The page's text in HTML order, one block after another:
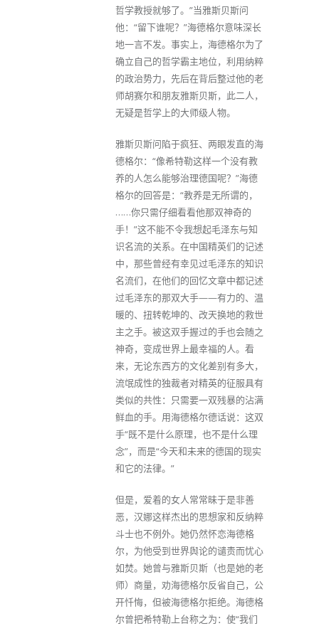
哲学教授就够了。”当雅斯贝斯问
他：“留下谁呢？”海德格尔意味深长
地一言不发。事实上，海德格尔为了
确立自己的哲学霸主地位，利用纳粹
的政治势力，先后在背后整过他的老
师胡赛尔和朋友雅斯贝斯，此二人，
无疑是哲学上的大师级人物。
雅斯贝斯问陷于疯狂、两眼发直的海
德格尔：“像希特勒这样一个没有教
养的人怎么能够治理德国呢？”海德
格尔的回答是：“教养是无所谓的，
……你只需仔细看看他那双神奇的
手！”这不能不令我想起毛泽东与知
识名流的关系。在中国精英们的记述
中，那些曾经有幸见过毛泽东的知识
名流们，在他们的回忆文章中都记述
过毛泽东的那双大手——有力的、温
暖的、扭转乾坤的、改天换地的救世
主之手。被这双手握过的手也会随之
神奇，变成世界上最幸福的人。看
来，无论东西方的文化差别有多大，
流氓成性的独裁者对精英的征服具有
类似的共性：只需要一双残暴的沾满
鲜血的手。用海德格尔德话说：这双
手“既不是什么原理，也不是什么理
念”，而是“今天和未来的德国的现实
和它的法律。”
但是，爱着的女人常常昧于是非善
恶，汉娜这样杰出的思想家和反纳粹
斗士也不例外。她仍然怀恋海德格
尔，为他受到世界舆论的谴责而忧心
如焚。她曾与雅斯贝斯（也是她的老
师）商量，劝海德格尔反省自己，公
开忏悔，但被海德格尔拒绝。海德格
尔曾把希特勒上台称之为：使“我们